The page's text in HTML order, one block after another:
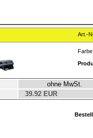
Art.-
Farbe:
ohne MwSt.
39.92 EUR